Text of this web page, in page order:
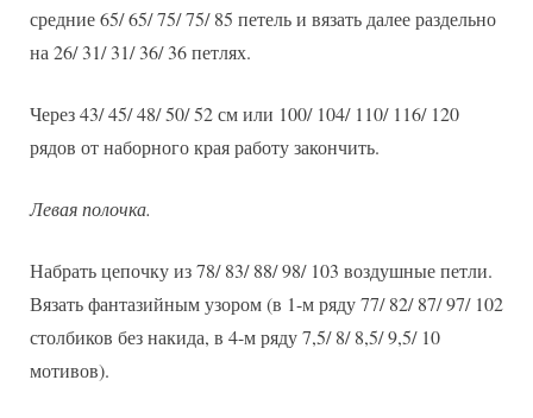
средние 65/ 65/ 75/ 75/ 85 петель и вязать далее раздельно
на 26/ 31/ 31/ 36/ 36 петлях.
Через 43/ 45/ 48/ 50/ 52 см или 100/ 104/ 110/ 116/ 120
рядов от наборного края работу закончить.
Левая полочка.
Набрать цепочку из 78/ 83/ 88/ 98/ 103 воздушные петли.
Вязать фантазийным узором (в 1-м ряду 77/ 82/ 87/ 97/ 102
столбиков без накида, в 4-м ряду 7,5/ 8/ 8,5/ 9,5/ 10
мотивов).